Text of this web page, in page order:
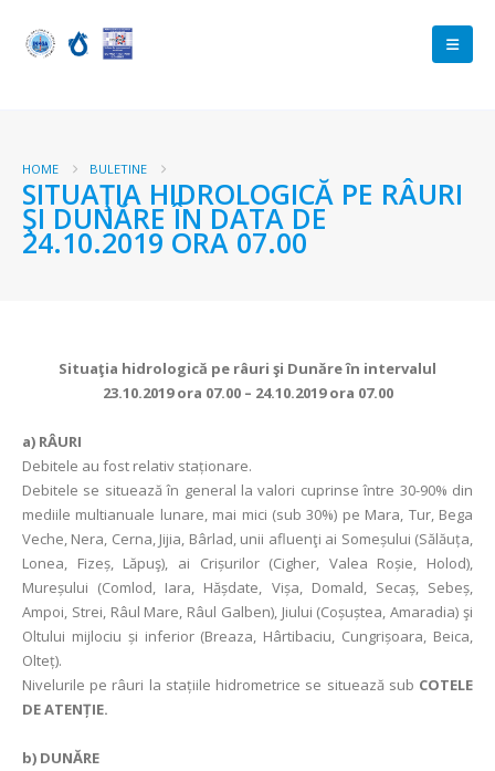
HOME BULETINE
SITUAŢIA HIDROLOGICĂ PE RÂURI
ŞI DUNĂRE ÎN DATA DE
24.10.2019 ORA 07.00
Situaţia hidrologică pe râuri şi Dunăre în intervalul
23.10.2019 ora 07.00 – 24.10.2019 ora 07.00
a) RÂURI
Debitele au fost relativ staționare.
Debitele se situează în general la valori cuprinse între 30-90% din
mediile multianuale lunare, mai mici (sub 30%) pe Mara, Tur, Bega
Veche, Nera, Cerna, Jijia, Bârlad, unii afluenţi ai Someșului (Sălăuța,
Lonea, Fizeș, Lăpuş), ai Crișurilor (Cigher, Valea Roșie, Holod),
Mureșului (Comlod, Iara, Hășdate, Vișa, Domald, Secaș, Sebeș,
Ampoi, Strei, Râul Mare, Râul Galben), Jiului (Coșuștea, Amaradia) şi
Oltului mijlociu și inferior (Breaza, Hârtibaciu, Cungrișoara, Beica,
Olteț).
Nivelurile pe râuri la stațiile hidrometrice se situează sub COTELE
DE ATENȚIE.
b) DUNĂRE